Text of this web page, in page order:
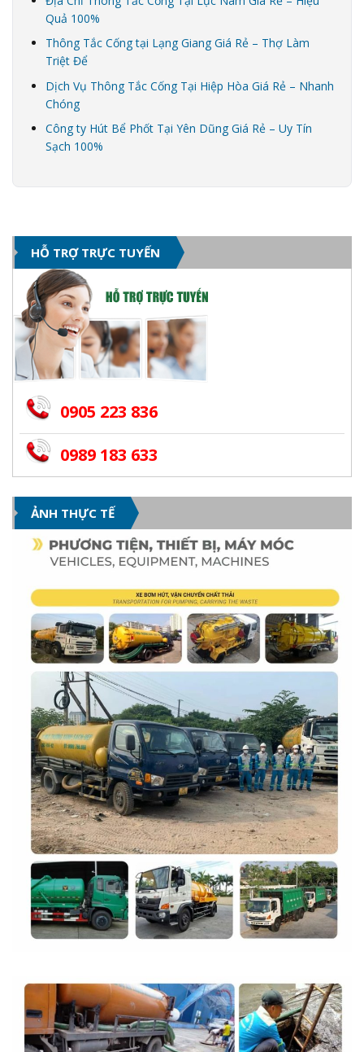
Quả 100%
Thông Tắc Cống tại Lạng Giang Giá Rẻ – Thợ Làm
Triệt Để
Dịch Vụ Thông Tắc Cống Tại Hiệp Hòa Giá Rẻ – Nhanh
Chóng
Công ty Hút Bể Phốt Tại Yên Dũng Giá Rẻ – Uy Tín
Sạch 100%
HỖ TRỢ TRỰC TUYẾN
0905 223 836
0989 183 633
ẢNH THỰC TẾ